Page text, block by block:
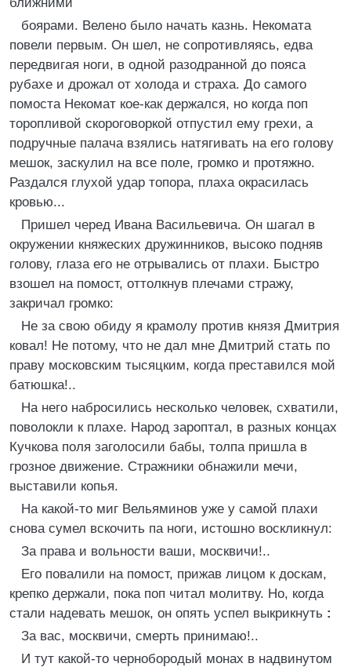
боярами. Велено было начать казнь. Некомата
повели первым. Он шел, не сопротивляясь, едва
передвигая ноги, в одной разодранной до пояса
рубахе и дрожал от холода и страха. До самого
помоста Некомат кое-как держался, но когда поп
торопливой скороговоркой отпустил ему грехи, а
подручные палача взялись натягивать на его голову
мешок, заскулил на все поле, громко и протяжно.
Раздался глухой удар топора, плаха окрасилась
кровью...
Пришел черед Ивана Васильевича. Он шагал в
окружении княжеских дружинников, высоко подняв
голову, глаза его не отрывались от плахи. Быстро
взошел на помост, оттолкнув плечами стражу,
закричал громко:
Не за свою обиду я крамолу против князя Дмитрия
ковал! Не потому, что не дал мне Дмитрий стать по
праву московским тысяцким, когда преставился мой
батюшка!..
На него набросились несколько человек, схватили,
поволокли к плахе. Народ зароптал, в разных концах
Кучкова поля заголосили бабы, толпа пришла в
грозное движение. Стражники обнажили мечи,
выставили копья.
На какой-то миг Вельяминов уже у самой плахи
снова сумел вскочить па ноги, истошно воскликнул:
За права и вольности ваши, москвичи!..
Его повалили на помост, прижав лицом к доскам,
крепко держали, пока поп читал молитву. Но, когда
стали надевать мешок, он опять успел выкрикнуть :
За вас, москвичи, смерть принимаю!..
И тут какой-то чернобородый монах в надвинутом